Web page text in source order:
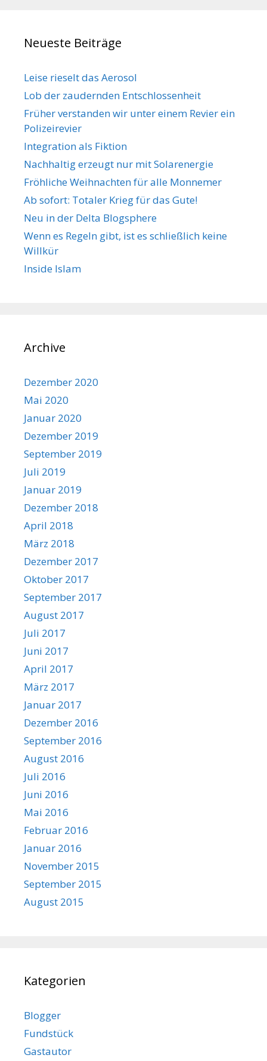
t
s
N
v
i
g
a
t
i
n
Neueste Beiträge
Leise rieselt das Aerosol
Lob der zaudernden Entschlossenheit
Früher verstanden wir unter einem Revier ein
Polizeirevier
Integration als Fiktion
Nachhaltig erzeugt nur mit Solarenergie
Fröhliche Weihnachten für alle Monnemer
Ab sofort: Totaler Krieg für das Gute!
Neu in der Delta Blogsphere
Wenn es Regeln gibt, ist es schließlich keine
Willkür
Inside Islam
Archive
Dezember 2020
Mai 2020
Januar 2020
Dezember 2019
September 2019
Juli 2019
Januar 2019
Dezember 2018
April 2018
März 2018
Dezember 2017
Oktober 2017
September 2017
August 2017
Juli 2017
Juni 2017
April 2017
März 2017
Januar 2017
Dezember 2016
September 2016
August 2016
Juli 2016
Juni 2016
Mai 2016
Februar 2016
Januar 2016
November 2015
September 2015
August 2015
Kategorien
Blogger
Fundstück
Gastautor